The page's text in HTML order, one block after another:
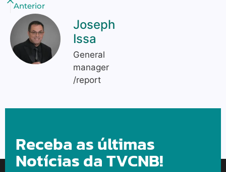
Anterior
Joseph
Issa
General
manager
/report
Receba as últimas
Notícias da TVCNB!